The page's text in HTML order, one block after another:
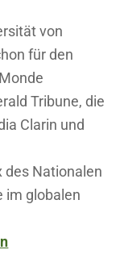
von
für den
Tribune, die
Clarin und
des Nationalen
im globalen